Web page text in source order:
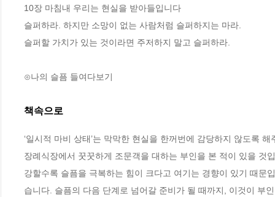
10장 마침내 우리는 현실을 받아들입니다
슬퍼하라. 하지만 소망이 없는 사람처럼 슬퍼하지는 마라.
슬퍼할 가치가 있는 것이라면 주저하지 말고 슬퍼하라.
⊙나의 슬픔 들여다보기
책속으로
‘일시적 마비 상태’는 막막한 현실을 한꺼번에 감당하지 않도록
장례식장에서 꿋꿋하게 조문객을 대하는 부인을 본 적이 있을 것
강할수록 슬픔을 극복하는 힘이 크다고 여기는 경향이 있기 때문
습니다. 슬픔의 다음 단계로 넘어갈 준비가 될 때까지, 이것이 부